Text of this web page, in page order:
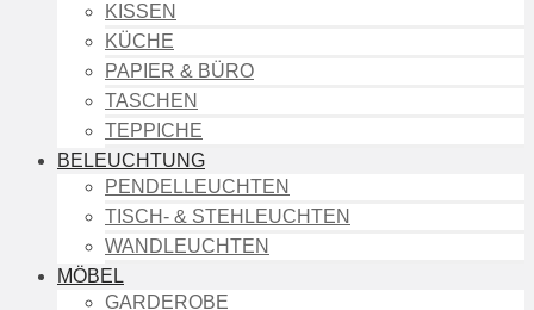
KISSEN
KÜCHE
PAPIER & BÜRO
TASCHEN
TEPPICHE
BELEUCHTUNG
PENDELLEUCHTEN
TISCH- & STEHLEUCHTEN
WANDLEUCHTEN
MÖBEL
GARDEROBE